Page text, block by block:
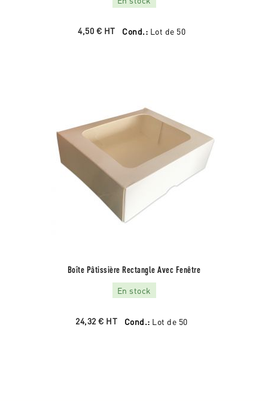
4,50 € HT Cond.: Lot de 50
Boîte Pâtissière Rectangle Avec Fenêtre
En stock
24,32 € HT Cond.: Lot de 50